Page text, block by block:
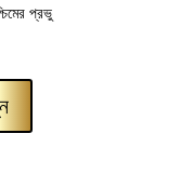
প্রভু